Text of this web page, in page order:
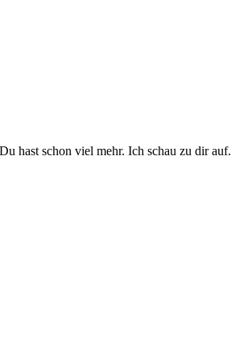
hast schon viel mehr. Ich schau zu dir auf.